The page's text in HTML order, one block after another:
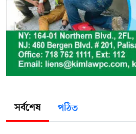
সর্বশেষ পঠিত